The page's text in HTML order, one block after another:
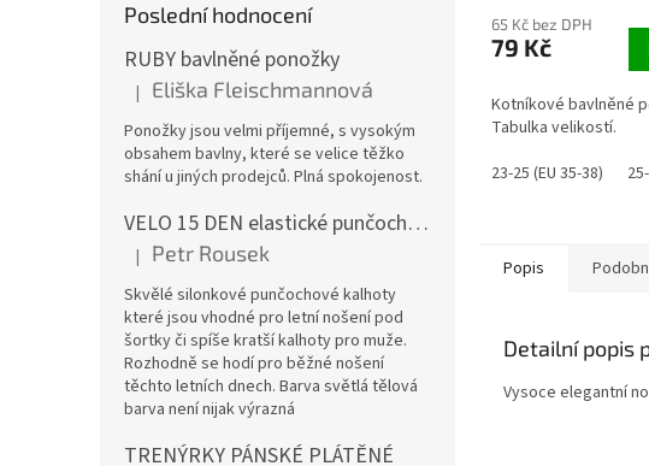
Poslední hodnocení
RUBY bavlněné ponožky
Hodnocení produktu je 5 z 5 hvězdiček.
| Eliška Fleischmannová
Ponožky jsou velmi příjemné, s vysokým
obsahem bavlny, které se velice těžko
shání u jiných prodejců. Plná spokojenost.
VELO 15 DEN elastické punčochové kalhoty
Hodnocení produktu je 5 z 5 hvězdiček.
| Petr Rousek
Skvělé silonkové punčochové kalhoty
které jsou vhodné pro letní nošení pod
šortky či spíše kratší kalhoty pro muže.
Rozhodně se hodí pro běžné nošení
těchto letních dnech. Barva světlá tělová
barva není nijak výrazná
TRENÝRKY PÁNSKÉ PLÁTĚNÉ
65 Kč bez DPH
79 Kč
Kotníkové bavlněné
Tabulka velikostí.
23-25 (EU 35-38)
Popis
Detailní popis
Vysoce elegantní